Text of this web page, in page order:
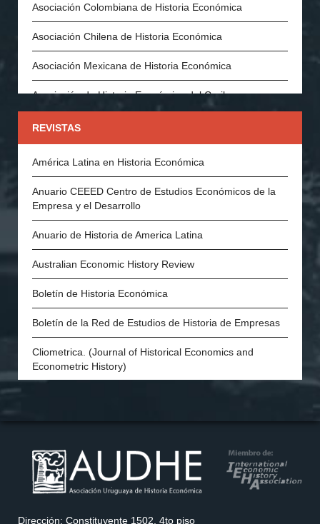
Asociación Colombiana de Historia Económica
Asociación Chilena de Historia Económica
Asociación Mexicana de Historia Económica
Asociación de Historia Económica del Caribe
Asociación Española de Historia Económica
History of Economics Society
The Swedish Economic History Association
The Economic History Society of Australia and New
REVISTAS
América Latina en Historia Económica
Anuario CEEED Centro de Estudios Económicos de la
Empresa y el Desarrollo
Anuario de Historia de America Latina
Australian Economic History Review
Boletín de Historia Económica
Boletín de la Red de Estudios de Historia de Empresas
Cliometrica. (Journal of Historical Economics and
Econometric History)
European Review of Economic History
Explorations in Economic History
Dirección: Constituyente 1502, 4to piso